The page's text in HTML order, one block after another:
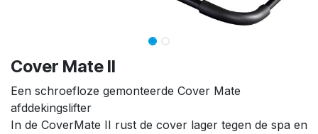
Cover Mate II
Een schroefloze gemonteerde Cover Mate
afddekingslifter
In de CoverMate II rust de cover lager tegen de spa en